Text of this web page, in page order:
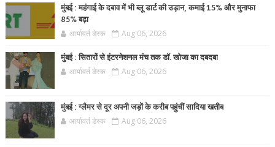
मुंबई : महंगाई के दबाव में भी ब्लू डार्ट की उड़ान, कमाई 15% और मुनाफा
85% बढ़ा
आर्यावर्त डेस्क Aug 06, 2026
मुंबई : सितारों से इंटरनेशनल मंच तक डॉ. खोजा का दबदबा
आर्यावर्त डेस्क Aug 06, 2026
मुंबई : ग्लैमर से दूर अपनी जड़ों के करीब पहुंचीं सादिया खतीब
आर्यावर्त डेस्क Aug 06, 2026